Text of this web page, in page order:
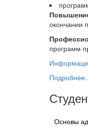
окончании
программ
Основы